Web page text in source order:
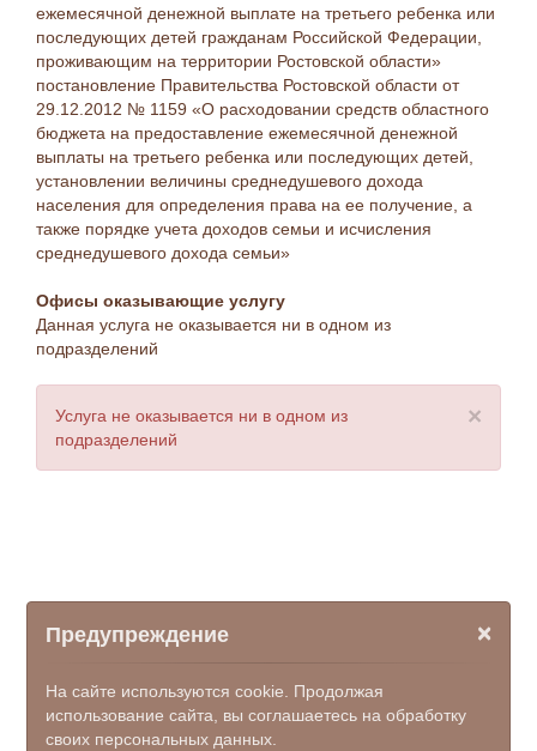
ежемесячной денежной выплате на третьего ребенка или
последующих детей гражданам Российской Федерации,
проживающим на территории Ростовской области»
постановление Правительства Ростовской области от
29.12.2012 № 1159 «О расходовании средств областного
бюджета на предоставление ежемесячной денежной
выплаты на третьего ребенка или последующих детей,
установлении величины среднедушевого дохода
населения для определения права на ее получение, а
также порядке учета доходов семьи и исчисления
среднедушевого дохода семьи»
Офисы оказывающие услугу
Данная услуга не оказывается ни в одном из
подразделений
×
Услуга не оказывается ни в одном из
подразделений
×
Предупреждение
На сайте используются cookie. Продолжая
использование сайта, вы соглашаетесь на обработку
своих персональных данных.